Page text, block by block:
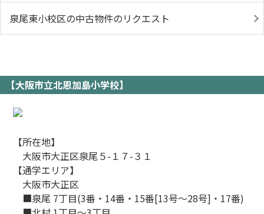
泉尾東小校区の中古物件のリクエスト
【大阪市立北恩加島小学校】
【所在地】
大阪市大正区泉尾５-１７-３１
【通学エリア】
大阪市大正区
■泉尾 7丁目(3番・14番・15番[13号～28号]・17番)